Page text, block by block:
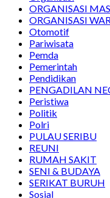
ORGANISASI
ORGANISASI
Otomotif
Pariwisata
Pemda
Pemerintah
Pendidikan
PENGADILAN
Peristiwa
Politik
Polri
PULAU SERIBU
REUNI
RUMAH SAKIT
SENI & BUDAYA
SERIKAT BURUH
Sosial